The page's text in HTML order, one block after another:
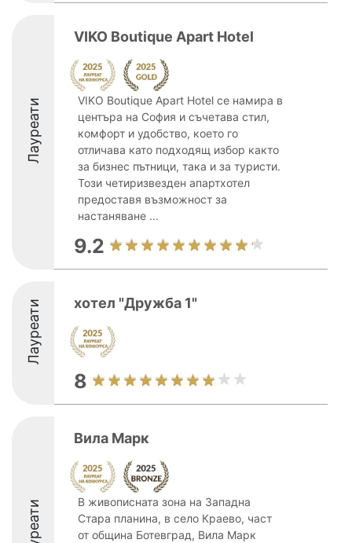
Лауреати
VIKO Boutique Apart Hotel
VIKO Boutique Apart Hotel се намира в
центъра на София и съчетава стил,
комфорт и удобство, което го
отличава като подходящ избор както
за бизнес пътници, така и за туристи.
Този четиризвезден апартхотел
предоставя възможност за
настаняване ...
9.2
Лауреати хотел "Дружба 1"
8
Вила Марк
В живописната зона на Западна
Стара планина, в село Краево, част
от община Ботевград, Вила Марк